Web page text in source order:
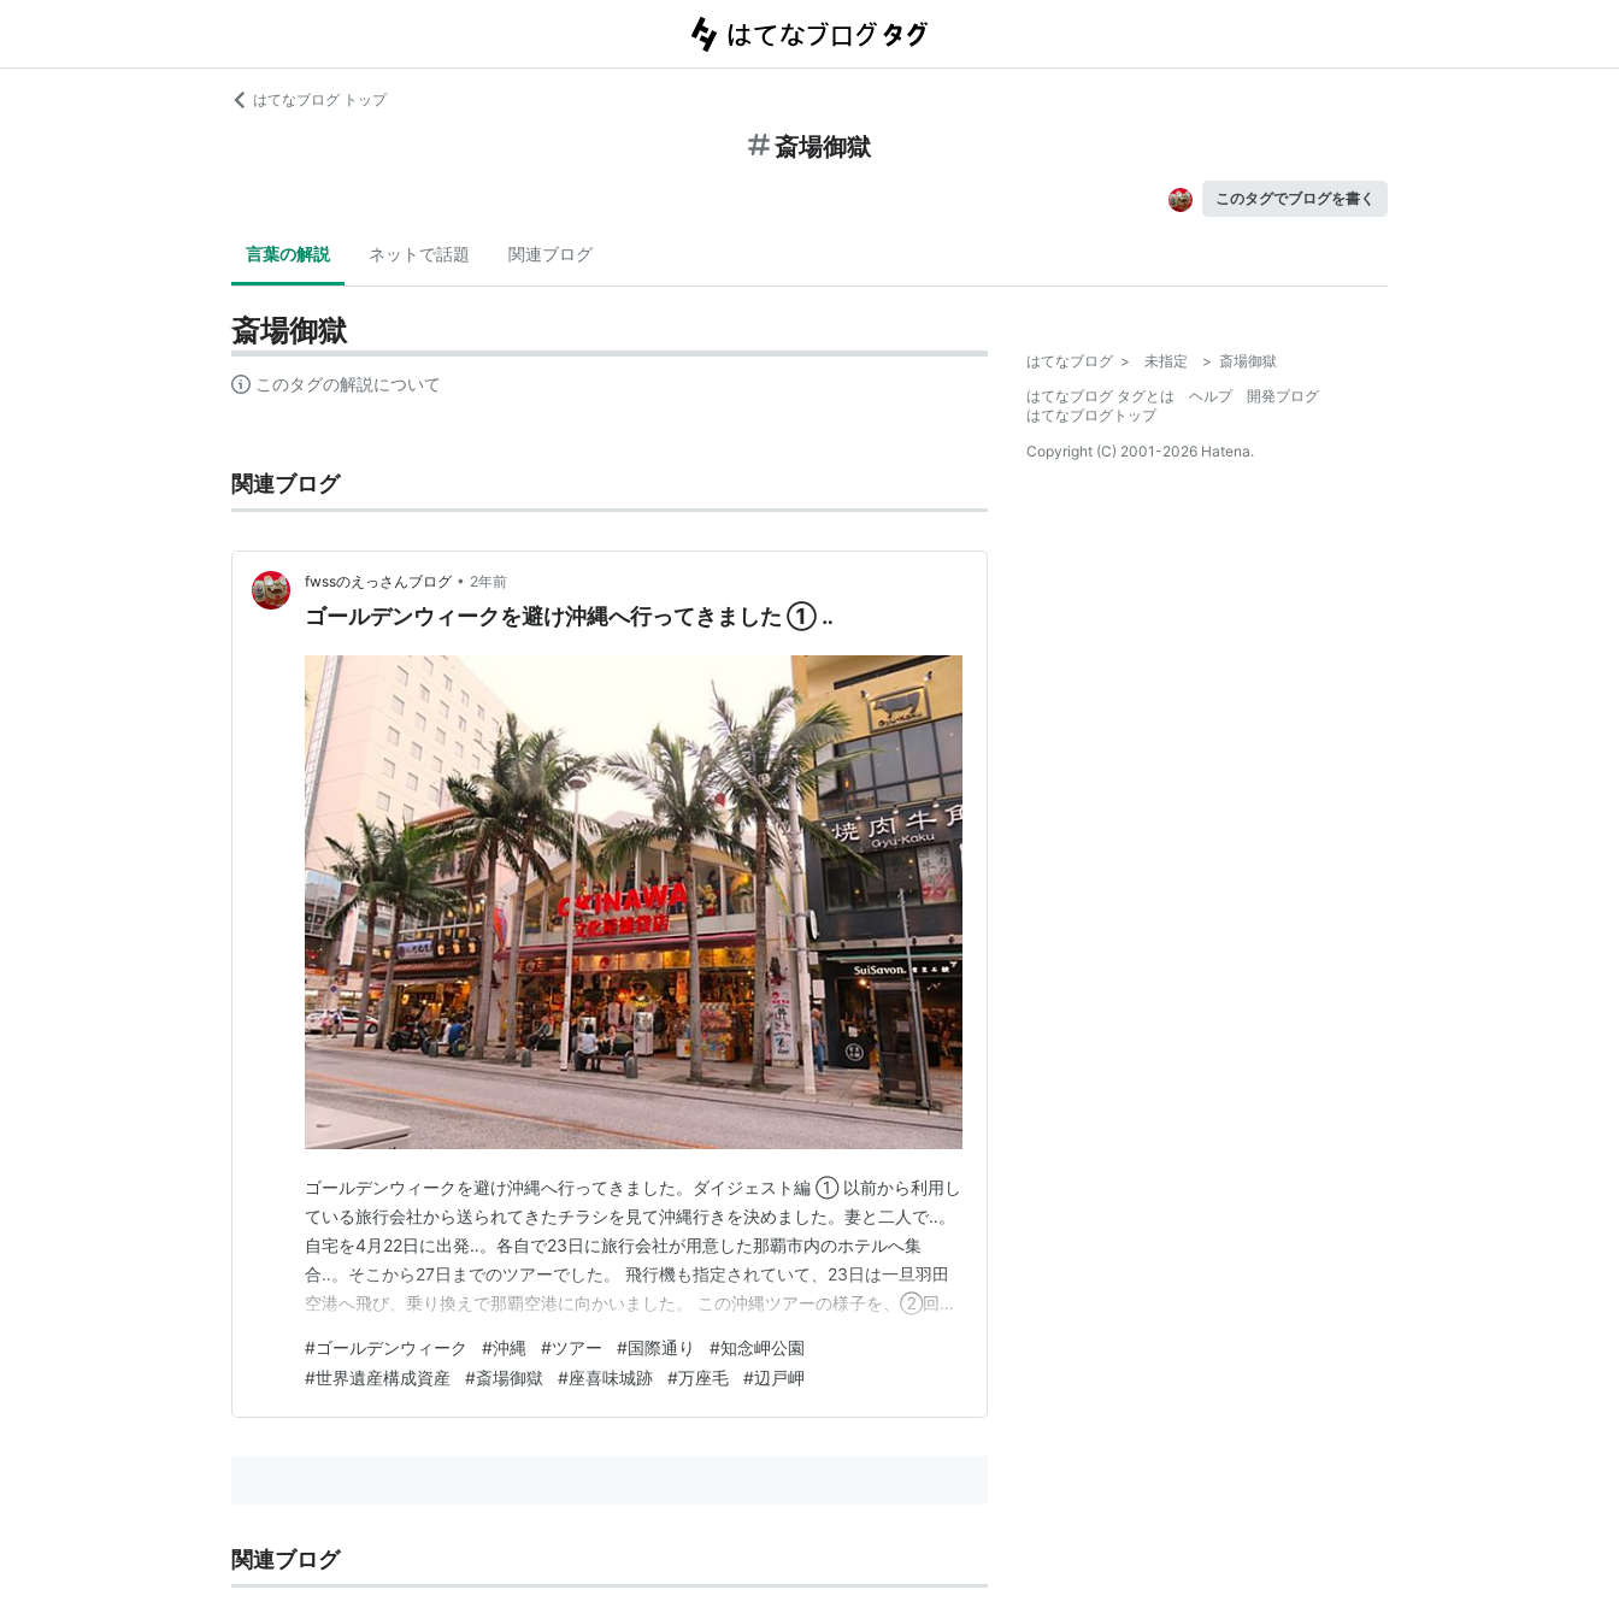
はてなブログ トップ
斎場御獄
このタグでブログを書く
言葉の解説 ネットで話題 関連ブログ
斎場御獄
このタグの解説について
関連ブログ
fwssのえっさんブログ • 2年前
ゴールデンウィークを避け沖縄へ行ってきました ① ‥
ゴールデンウィークを避け沖縄へ行ってきました。ダイジェスト編 ① 以前から利用し
ている旅行会社から送られてきたチラシを見て沖縄行きを決めました。妻と二人で‥。
自宅を4月22日に出発‥。各自で23日に旅行会社が用意した那覇市内のホテルへ集
合‥。そこから27日までのツアーでした。 飛行機も指定されていて、23日は一旦羽田
空港へ飛び、乗り換えで那覇空港に向かいました。 この沖縄ツアーの様子を、②回に
しの旅」で、掲載していきたいと思います。 今回アップする箇所は下掲の通りです。
◯ 那覇市・国際通り ◯ 知念岬公園 ◯ 斎…
#ゴールデンウィーク #沖縄 #ツアー #国際通り #知念岬公園
#世界遺産構成資産 #斎場御獄 #座喜味城跡 #万座毛 #辺戸岬
関連ブログ
はてなブログ > 未指定 > 斎場御獄
はてなブログ タグとは
ヘルプ
開発ブログ
はてなブログトップ
Copyright (C) 2001-2026 Hatena.